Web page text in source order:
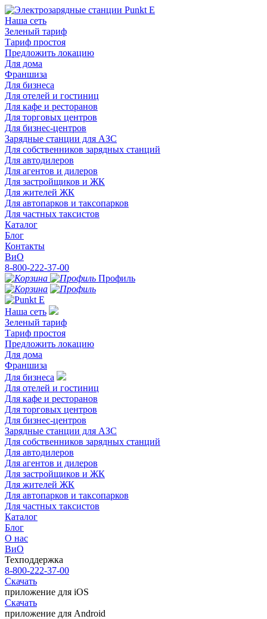
Наша сеть
Зеленый тариф
Тариф простоя
Предложить локацию
Для дома
Франшиза
Для бизнеса
Для отелей и гостиниц
Для кафе и ресторанов
Для торговых центров
Для бизнес-центров
Зарядные станции для АЗС
Для собственников зарядных станций
Для автодилеров
Для агентов и дилеров
Для застройщиков и ЖК
Для жителей ЖК
Для автопарков и таксопарков
Для частных таксистов
Каталог
Блог
Контакты
ВиО
8-800-222-37-00
Профиль
Наша сеть
Зеленый тариф
Тариф простоя
Предложить локацию
Для дома
Франшиза
Для бизнеса
Для отелей и гостиниц
Для кафе и ресторанов
Для торговых центров
Для бизнес-центров
Зарядные станции для АЗС
Для собственников зарядных станций
Для автодилеров
Для агентов и дилеров
Для застройщиков и ЖК
Для жителей ЖК
Для автопарков и таксопарков
Для частных таксистов
Каталог
Блог
О нас
ВиО
Техподдержка
8-800-222-37-00
Скачать
приложение для iOS
Скачать
приложение для Android